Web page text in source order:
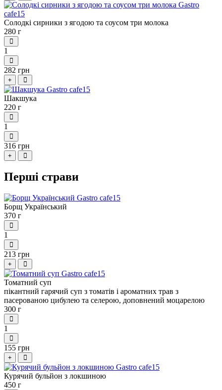
Солодкі сирники з ягодою та соусом три молока
280 г
1
282 грн
+
Шакшука
220 г
1
316 грн
+
Перші страви
Борщ Український
370 г
1
213 грн
+
Томатний суп
пікантний гарячий суп з томатів і ароматних трав з
пасерованою цибулею та селерою, доповнений моцарелою
300 г
1
155 грн
+
Курячий бульйон з локшиною
450 г